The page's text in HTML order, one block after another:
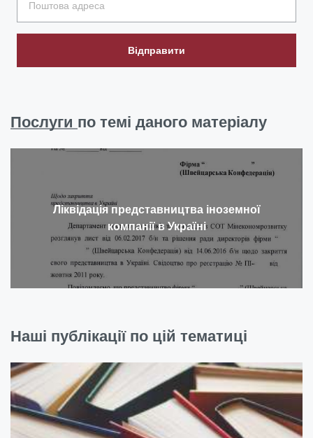
Відправити
Послуги по темі даного матеріалу
Ліквідація представництва іноземної
компанії в Україні
Наші публікації по цій тематиці